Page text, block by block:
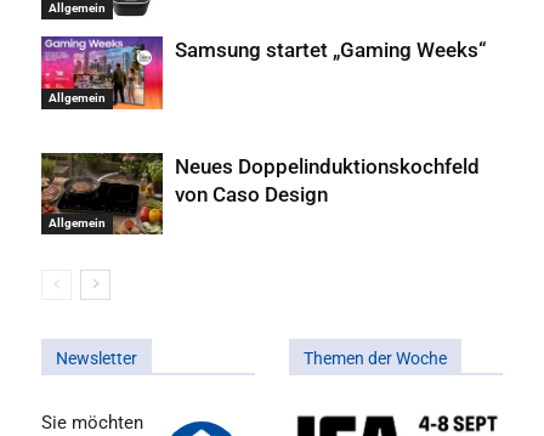
Allgemein
Allgemein
Samsung startet „Gaming Weeks“
Allgemein
Neues Doppelinduktionskochfeld
von Caso Design
Newsletter
Sie möchten
Themen der Woche